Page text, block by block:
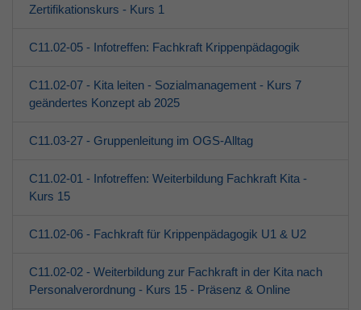
Zertifikationskurs - Kurs 1
C11.02-05 - Infotreffen: Fachkraft Krippenpädagogik
C11.02-07 - Kita leiten - Sozialmanagement - Kurs 7
geändertes Konzept ab 2025
C11.03-27 - Gruppenleitung im OGS-Alltag
C11.02-01 - Infotreffen: Weiterbildung Fachkraft Kita -
Kurs 15
C11.02-06 - Fachkraft für Krippenpädagogik U1 & U2
C11.02-02 - Weiterbildung zur Fachkraft in der Kita nach
Personalverordnung - Kurs 15 - Präsenz & Online